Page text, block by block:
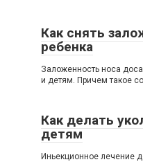
Как снять
ребенка
Заложенность носа
и детям. Причем такое
Как делать
детям
Иньекционное лечение